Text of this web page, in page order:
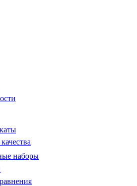
наборы